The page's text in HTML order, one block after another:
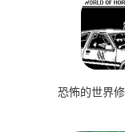
恐怖的世界